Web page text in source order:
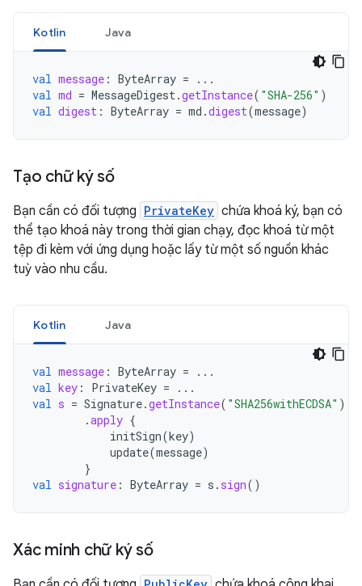
Kotlin Java
val message : ByteArray =
...
val md = MessageDigest.getInstance( "SHA-256" )
val digest : ByteArray = md .digest(message)
Tạo chữ ký số
Bạn cần có đối tượng PrivateKey chứa khoá ký, bạn có
thể tạo khoá này trong thời gian chạy, đọc khoá từ một
tệp đi kèm với ứng dụng hoặc lấy từ một số nguồn khác
tuỳ vào nhu cầu.
Kotlin Java
val message : ByteArray =
...
val key : PrivateKey =
...
val s = Signature.getInstance( "SHA256withECDSA" )
.apply {
initSign(key)
update(message)
}
val signature : ByteArray = s . sign()
Xác minh chữ ký số